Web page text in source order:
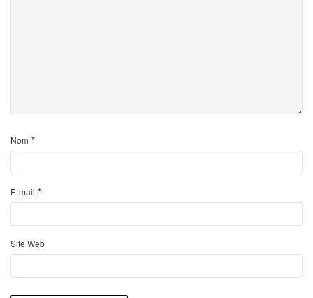
Nom *
E-mail *
Site Web